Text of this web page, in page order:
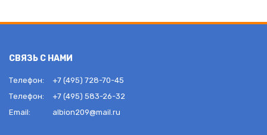
СВЯЗЬ С НАМИ
Телефон:
+7 (495) 728-70-45
Телефон:
+7 (495) 583-26-32
Email:
albion209@mail.ru